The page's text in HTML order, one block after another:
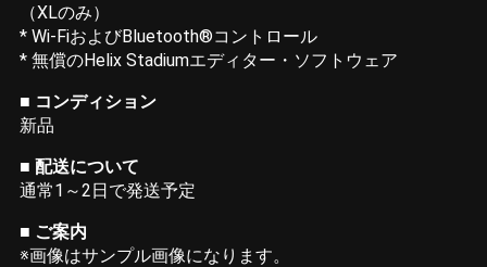
（XLのみ）
* Wi-FiおよびBluetooth®コントロール
* 無償のHelix Stadiumエディター・ソフトウェア
■ コンディション
新品
■ 配送について
通常1～2日で発送予定
■ ご案内
※画像はサンプル画像になります。